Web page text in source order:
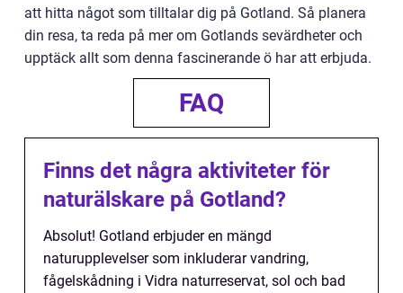
att hitta något som tilltalar dig på Gotland. Så planera
din resa, ta reda på mer om Gotlands sevärdheter och
upptäck allt som denna fascinerande ö har att erbjuda.
FAQ
Finns det några aktiviteter för
naturälskare på Gotland?
Absolut! Gotland erbjuder en mängd
naturupplevelser som inkluderar vandring,
fågelskådning i Vidra naturreservat, sol och bad